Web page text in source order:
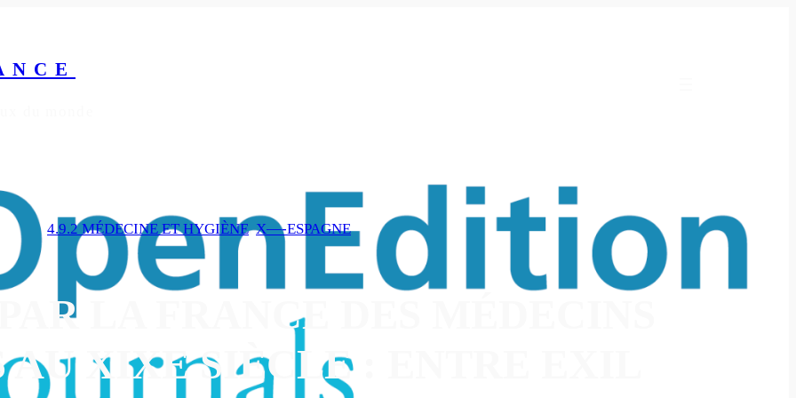
4.9.2 MÉDECINE ET HYGIÈNE, X—-ESPAGNE
LA FRANCE DES MÉDECINS
AU XIXE SIÈCLE : ENTRE EXIL